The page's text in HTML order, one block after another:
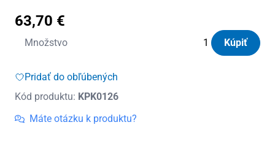
63,70 €
Množstvo
množstvo
prednej
SCOUTT
Ford
Kúpiť
Pridať do obľúbených
Kód produktu: KPK0126
Máte otázku k produktu?